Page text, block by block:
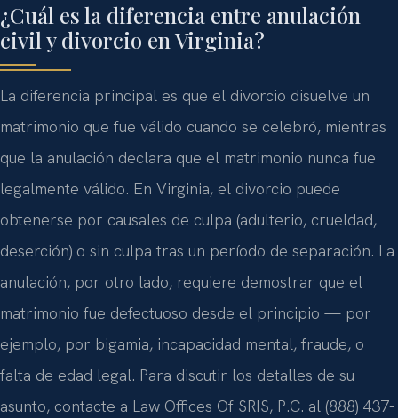
¿Cuál es la diferencia entre anulación
civil y divorcio en Virginia?
La diferencia principal es que el divorcio disuelve un
matrimonio que fue válido cuando se celebró, mientras
que la anulación declara que el matrimonio nunca fue
legalmente válido. En Virginia, el divorcio puede
obtenerse por causales de culpa (adulterio, crueldad,
deserción) o sin culpa tras un período de separación. La
anulación, por otro lado, requiere demostrar que el
matrimonio fue defectuoso desde el principio — por
ejemplo, por bigamia, incapacidad mental, fraude, o
falta de edad legal. Para discutir los detalles de su
asunto, contacte a Law Offices Of SRIS, P.C. al (888) 437-